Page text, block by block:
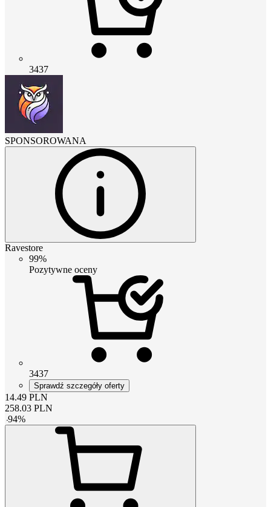
3437
SPONSOROWANA
Ravestore
99%
Pozytywne oceny
3437
Sprawdź szczegóły oferty
14.49 PLN
258.03 PLN
-94%